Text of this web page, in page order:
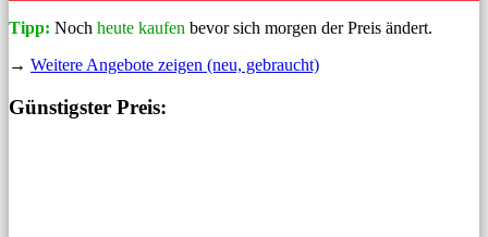
Tipp: Noch heute kaufen bevor sich morgen der Preis ändert.
→ Weitere Angebote zeigen (neu, gebraucht)
Günstigster Preis: